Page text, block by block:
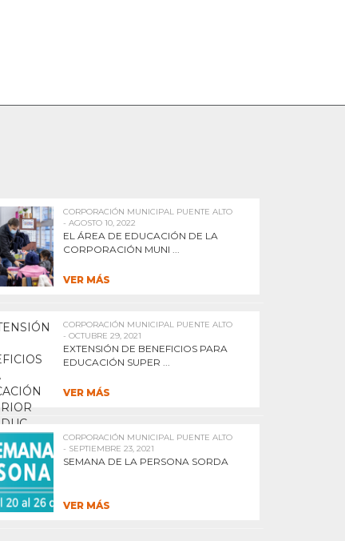
CORPORACIÓN MUNICIPAL PUENTE ALTO
- AGOSTO 10, 2022
EL ÁREA DE EDUCACIÓN DE LA
CORPORACIÓN MUNI ...
VER MÁS
CORPORACIÓN MUNICIPAL PUENTE ALTO
- OCTUBRE 29, 2021
EXTENSIÓN DE BENEFICIOS PARA
EDUCACIÓN SUPER ...
VER MÁS
CORPORACIÓN MUNICIPAL PUENTE ALTO
- SEPTIEMBRE 23, 2021
SEMANA DE LA PERSONA SORDA
VER MÁS